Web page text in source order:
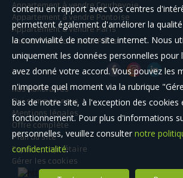
Appartement à vendre Courbevoie
Appartement à vendre Pontoise
Appartement à vendre Paris
Immobilier Pro à louer Paris
Nos Honoraires
Qui sommes-nous
Mentions légales
Offre complète
Plan du site
Espace propriétaire
Gérer les cookies
contenu en rapport avec vos centres
permettent également d'améliorer la
la convivialité de notre site internet. Nous
uniquement les données personnelles pour
avez donné votre accord. Vous pouvez les
n'importe quel moment via la rubrique
bas de notre site, à l'exception des cookies
fonctionnement. Pour plus d'informations
personnelles, veuillez consulter notre
confidentialité.